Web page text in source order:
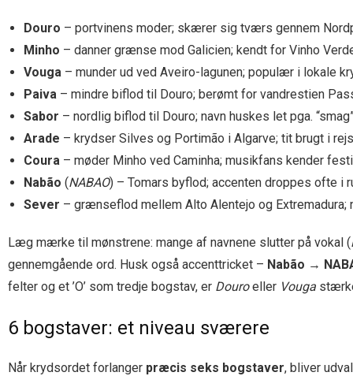
Douro – portvinens moder; skærer sig tværs gennem
Minho – danner grænse mod Galicien; kendt for Vinho
Vouga – munder ud ved Aveiro-lagunen; populær i lokale
Paiva – mindre biflod til Douro; berømt for vandrestien
Sabor – nordlig biflod til Douro; navn huskes let pga.
Arade – krydser Silves og Portimão i Algarve; tit brugt i
Coura – møder Minho ved Caminha; musikfans kender
Nabão (NABAO) – Tomars byflod; accenten droppes ofte i
Sever – grænseflod mellem Alto Alentejo og Extremadura;
Læg mærke til mønstrene: mange af navnene slutter på vokal (
gennemgående ord. Husk også accenttricket – Nabão →
felter og et ’O’ som tredje bogstav, er Douroeller Vouga
6 bogstaver: et niveau sværere
Når krydsordet forlanger præcis seks bogstaver, bliver